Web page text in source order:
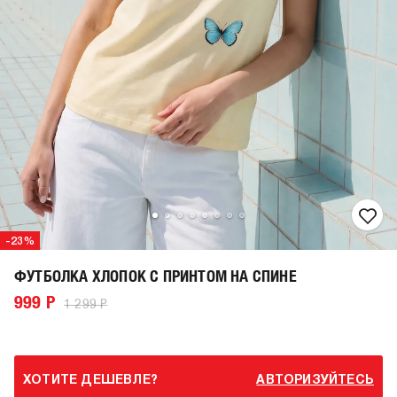
-23%
ФУТБОЛКА ХЛОПОК С ПРИНТОМ НА СПИНЕ
999 Р 1 299 Р
ХОТИТЕ ДЕШЕВЛЕ? АВТОРИЗУЙТЕСЬ